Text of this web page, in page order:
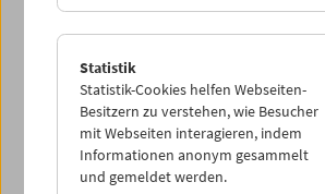
So 4.4.
PROGRAMM ÜBERBLICK
Statistik
Statistik-Cookies helfen Webseiten-
Besitzern zu verstehen, wie Besucher
mit Webseiten interagieren, indem
Informationen anonym gesammelt
und gemeldet werden.